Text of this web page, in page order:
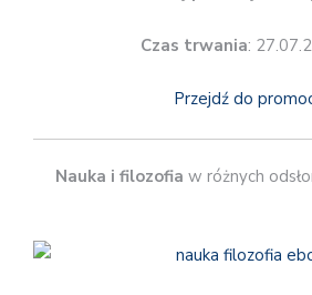
Czas trwania:
Przejdź do
Nauka i filozofia w różnych